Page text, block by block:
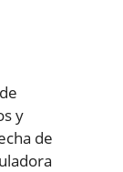
y
de